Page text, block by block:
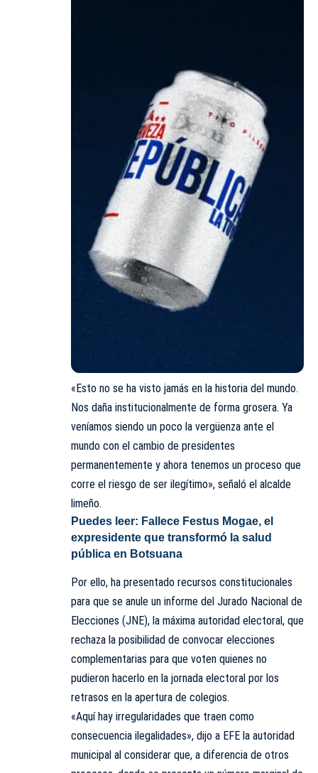
«Esto no se ha visto jamás en la historia del mundo.
Nos daña institucionalmente de forma grosera. Ya
veníamos siendo un poco la vergüenza ante el
mundo con el cambio de presidentes
permanentemente y ahora tenemos un proceso que
corre el riesgo de ser ilegítimo», señaló el alcalde
limeño.
Puedes leer: Fallece Festus Mogae, el
expresidente que transformó la salud
pública en Botsuana
Por ello, ha presentado recursos constitucionales
para que se anule un informe del Jurado Nacional de
Elecciones (JNE), la máxima autoridad electoral, que
rechaza la posibilidad de convocar elecciones
complementarias para que voten quienes no
pudieron hacerlo en la jornada electoral por los
retrasos en la apertura de colegios.
«Aquí hay irregularidades que traen como
consecuencia ilegalidades», dijo a EFE la autoridad
municipal al considerar que, a diferencia de otros